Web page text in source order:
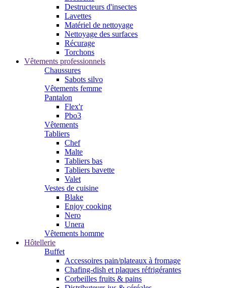
Destructeurs d'insectes
Lavettes
Matériel de nettoyage
Nettoyage des surfaces
Récurage
Torchons
Vêtements professionnels
Chaussures
Sabots silvo
Vêtements femme
Pantalon
Flex'r
Pbo3
Vêtements
Tabliers
Chef
Malte
Tabliers bas
Tabliers bavette
Valet
Vestes de cuisine
Blake
Enjoy cooking
Nero
Unera
Vêtements homme
Hôtellerie
Buffet
Accessoires pain/plateaux à fromage
Chafing-dish et plaques réfrigérantes
Corbeilles fruits & pains